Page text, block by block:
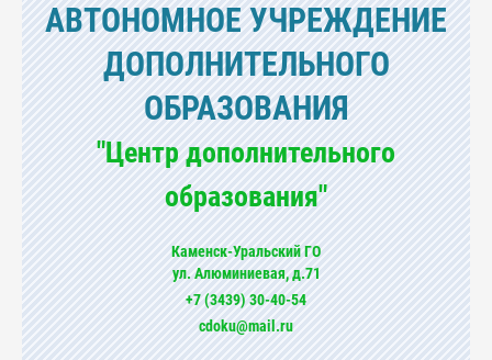
АВТОНОМНОЕ УЧРЕЖДЕНИЕ
ДОПОЛНИТЕЛЬНОГО
ОБРАЗОВАНИЯ
"Центр дополнительного
образования"
Каменск-Уральский ГО
ул. Алюминиевая, д.71
+7 (3439) 30-40-54
cdoku@mail.ru